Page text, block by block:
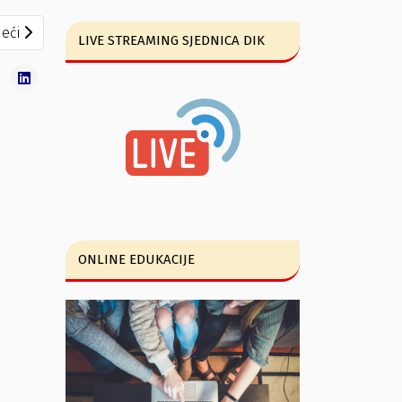
prošireni sastav biračkih odbora
članak: Rješenje o utvrđivanju i proglašenju izborne liste
LIVE STREAMING SJEDNICA DIK
ONLINE EDUKACIJE